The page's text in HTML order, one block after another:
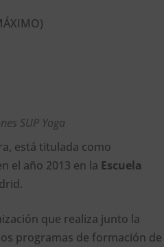
SUP Yoga
está titulada como
el año 2013 en la Escuela
que realiza junto la
programas de formación de